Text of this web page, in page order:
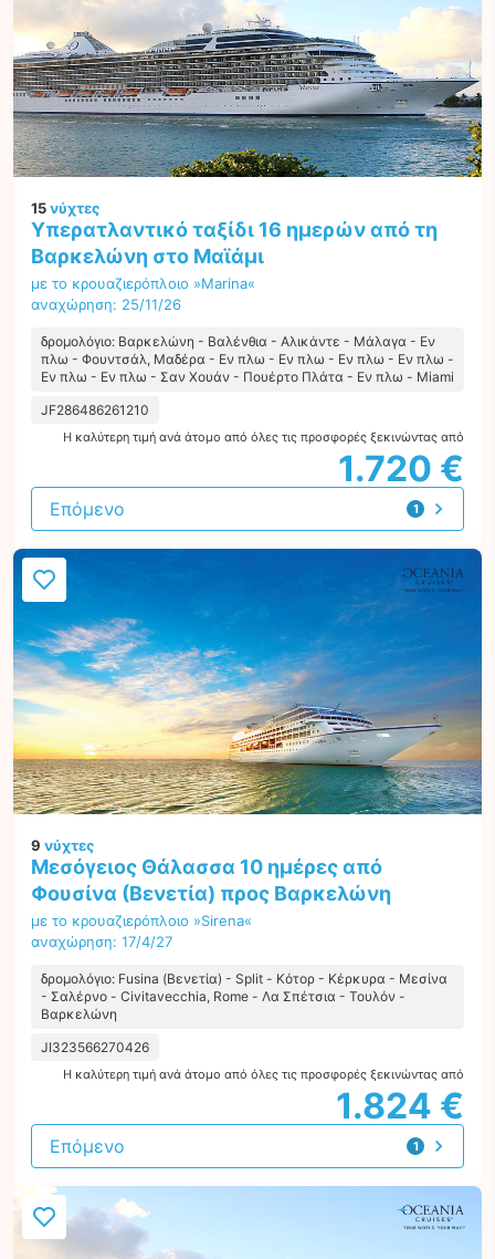
15νύχτες
Υπερατλαντικό ταξίδι 16 ημερών από τη
Βαρκελώνη στο Μαϊάμι
με το κρουαζιερόπλοιο »Marina«
αναχώρηση: 25/11/26
δρομολόγιο: Βαρκελώνη - Βαλένθια - Αλικάντε - Μάλαγα - Εν
πλω - Φουντσάλ, Μαδέρα - Εν πλω - Εν πλω - Εν πλω - Εν πλω -
Εν πλω - Εν πλω - Σαν Χουάν - Πουέρτο Πλάτα - Εν πλω - Miami
JF286486261210
Η καλύτερη τιμή ανά άτομο από όλες τις προσφορές ξεκινώντας από
1.720 €
1
προσφορά
Επόμενο
9 νύχτες
Μεσόγειος Θάλασσα 10 ημέρες από
Φουσίνα (Βενετία) προς Βαρκελώνη
με το κρουαζιερόπλοιο »Sirena«
αναχώρηση: 17/4/27
δρομολόγιο: Fusina (Βενετία) - Split - Κότορ - Κέρκυρα - Μεσίνα
- Σαλέρνο - Civitavecchia, Rome - Λα Σπέτσια - Τουλόν -
Βαρκελώνη
JI323566270426
Η καλύτερη τιμή ανά άτομο από όλες τις προσφορές ξεκινώντας από
1.824 €
1
προσφορά
Επόμενο